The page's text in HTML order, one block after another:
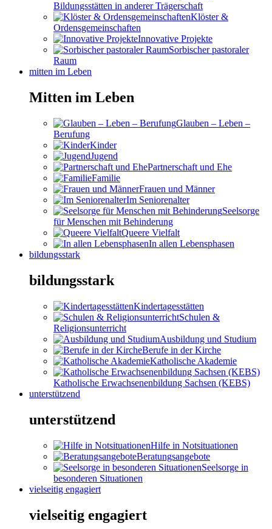
Bildungsstätten in anderer Trägerschaft
Klöster &
Ordensgemeinschaften
Innovative Projekte
Sorbischer pastoraler
Raum
mitten im Leben
Mitten im Leben
Glauben – Leben –
Berufung
Kinder
Jugend
Partnerschaft und Ehe
Familie
Frauen und Männer
Im Seniorenalter
Seelsorge
für Menschen mit Behinderung
Queere Vielfalt
In allen Lebensphasen
bildungsstark
bildungsstark
Kindertagesstätten
Schulen &
Religionsunterricht
Ausbildung und Studium
Berufe in der Kirche
Katholische Akademie
Katholische Erwachsenenbildung Sachsen (KEBS)
unterstützend
unterstützend
Hilfe in Notsituationen
Beratungsangebote
Seelsorge in
besonderen Situationen
vielseitig engagiert
vielseitig engagiert